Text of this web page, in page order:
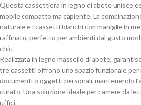
Questa cassettiera in legno di abete unisce
mobile compatto ma capiente. La
naturale e i cassetti bianchi con maniglie in
raffinato, perfetto per ambienti dal gusto
chic.
Realizzata in legno massello di abete,
tre cassetti offrono uno spazio funzionale per
documenti o oggetti personali, mantenendo
curato. Una soluzione ideale per camere da
uffici.